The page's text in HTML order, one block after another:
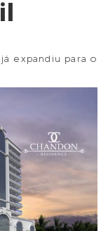
expandiu para o